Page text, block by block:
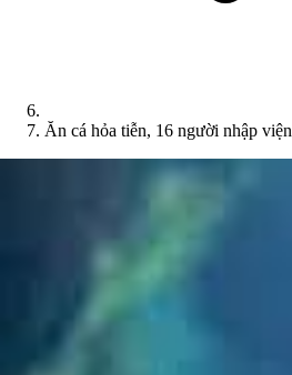
Ăn cá hỏa tiễn, 16 người nhập viện